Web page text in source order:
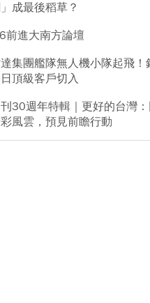
成最後稻草？
前進大南方論壇
集團艦隊無人機小隊起飛！
頂級客戶切入
30週年特輯｜更好的台灣：
風雲，預見前瞻行動